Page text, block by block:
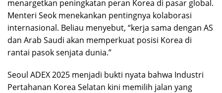
menargetkan peningkatan peran Korea di pasar global.
Menteri Seok menekankan pentingnya kolaborasi
internasional. Beliau menyebut, “kerja sama dengan AS
dan Arab Saudi akan memperkuat posisi Korea di
rantai pasok senjata dunia.”
Seoul ADEX 2025 menjadi bukti nyata bahwa Industri
Pertahanan Korea Selatan kini memilih jalan yang